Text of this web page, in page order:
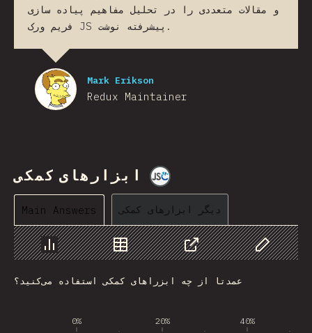
و مقالات متعددی را در تحلیل مفاهیم پیاده سازی
فریم ورک JS پیشرفته نوشت.
Mark Erikson
Redux Maintainer
ابزارهای کمکی
Main Answers دیگر ابزارهای کمکی
Chart Data Share
Customize
عمدتا از چه ابزراهای کمکی استفاده می‌کنید؟
0% 20% 40%